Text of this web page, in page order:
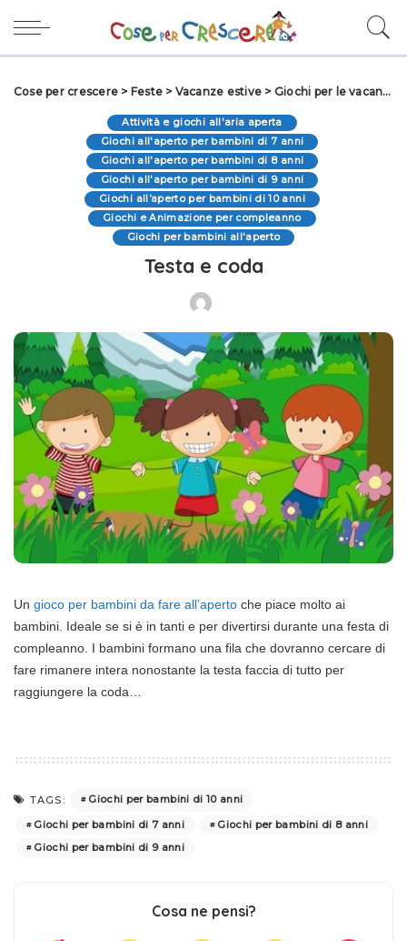
Cose per crescere > Feste > Vacanze estive > Giochi per le vacanze
Attività e giochi all'aria aperta
Giochi all'aperto per bambini di 7 anni
Giochi all'aperto per bambini di 8 anni
Giochi all'aperto per bambini di 9 anni
Giochi all’aperto per bambini di 10 anni
Giochi e Animazione per compleanno
Giochi per bambini all'aperto
Testa e coda
Un gioco per bambini da fare all’aperto che piace molto ai
bambini. Ideale se si è in tanti e per divertirsi durante una festa di
compleanno. I bambini formano una fila che dovranno cercare di
fare rimanere intera nonostante la testa faccia di tutto per
raggiungere la coda…
TAGS:
Giochi per bambini di 10 anni
Giochi per bambini di 7 anni
Giochi per bambini di 8 anni
Giochi per bambini di 9 anni
Cosa ne pensi?